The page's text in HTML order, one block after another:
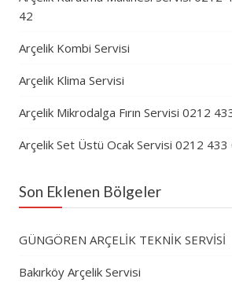
42
Arçelik Kombi Servisi
Arçelik Klima Servisi
Arçelik Mikrodalga Fırın Servisi 0212
Arçelik Set Üstü Ocak Servisi 0212 433
Son Eklenen Bölgeler
GÜNGÖREN ARÇELİK TEKNİK SERVİSİ
Bakırköy Arçelik Servisi